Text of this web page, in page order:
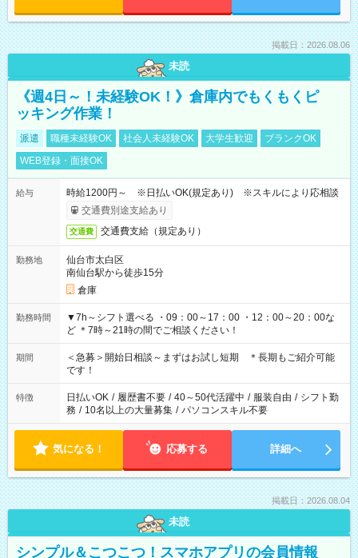
掲載日：2026.08.06
未読
《週4日～！未経験OK！》倉庫内でもくもくピ
ッキング作業！
派遣 職種未経験OK 社会人未経験OK 大学生歓迎
ブランクOK
WEB登録・面接OK
給与
時給1200円～ ※日払いOK(規定あり) ※スキルにより応相談
交通費別途支給あり
交通費 交通費支給（規定あり）
勤務地
仙台市太白区
南仙台駅から徒歩15分
倉庫
勤務時間
▼7h～シフト選べる ・09：00～17：00 ・12：00～20：00な
ど ＊7時～21時の間でご相談ください！
期間
＜急募＞開始日相談～まずはお試し短期 ＊長期もご紹介可能
です！
特徴 日払いOK / 履歴書不要 / 40～50代活躍中 / 服装自由 / シフト勤
務 / 10名以上の大量募集 / パソコンスキル不要
気になる！ 応募する 詳細へ
掲載日：2026.08.04
未読
シンプル＆こつこつ！スマホアプリの会員情報